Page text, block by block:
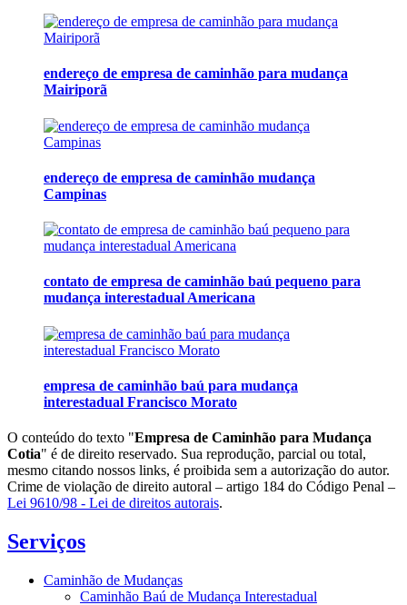
endereço de empresa de caminhão para mudança
Mairiporã
endereço de empresa de caminhão mudança
Campinas
contato de empresa de caminhão baú pequeno para
mudança interestadual Americana
empresa de caminhão baú para mudança
interestadual Francisco Morato
O conteúdo do texto "Empresa de Caminhão para Mudança
Cotia" é de direito reservado. Sua reprodução, parcial ou total,
mesmo citando nossos links, é proibida sem a autorização do autor.
Crime de violação de direito autoral – artigo 184 do Código Penal –
Lei 9610/98 - Lei de direitos autorais.
Serviços
Caminhão de Mudanças
Caminhão Baú de Mudança Interestadual